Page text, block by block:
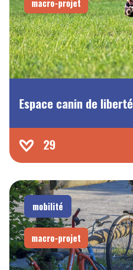
macro-projet
Espace canin de liberté
29
mobilité
macro-projet